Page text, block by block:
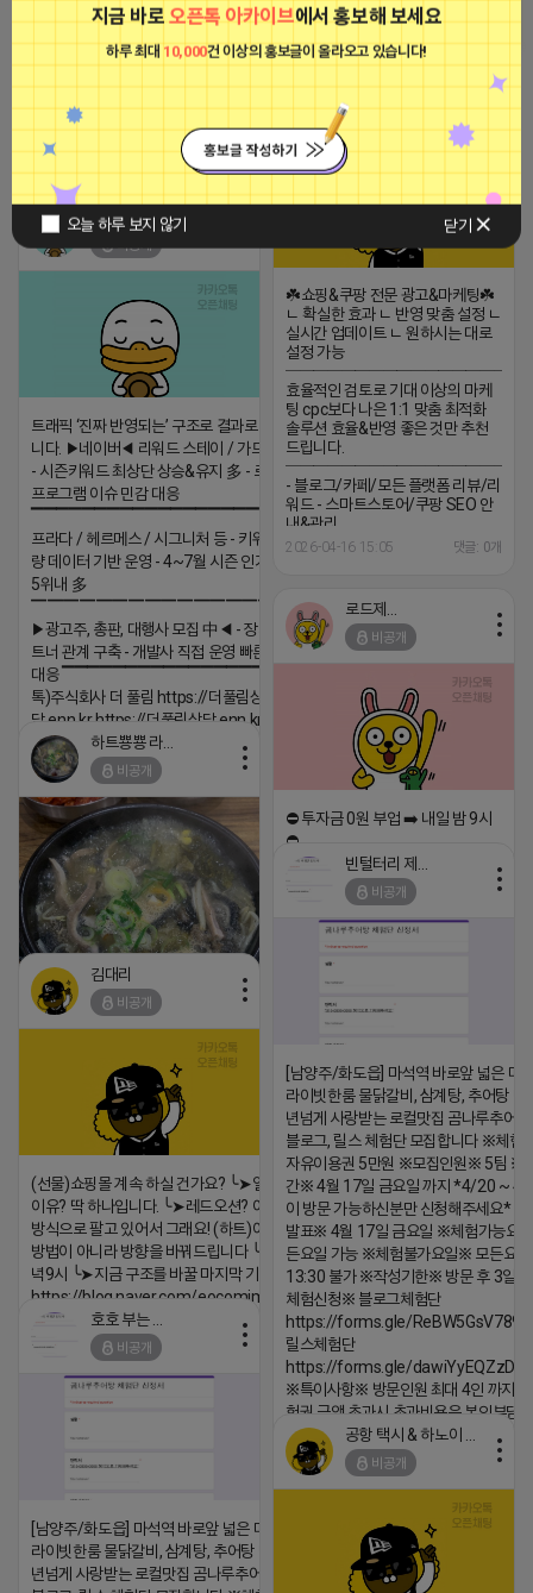
지금 바로오픈톡 아카이브에서 홍보해 보세요
하루 최대 10,000건 이상의 홍보글이 올라오고 있습니다!
오늘 하루 보지 않기 닫기
2023-09-06 14:23:39
2026-04-16 15:31 댓글: 0개
☘️쇼핑&쿠팡 전문 광고&마케팅☘️
ㄴ 확실한 효과 ㄴ 반영 맞춤 설정 ㄴ
실시간 업데이트 ㄴ 원하시는 대로
설정 가능
효율적인 검토로 기대 이상의 마케
팅 cpc보다 나은 1:1 맞춤 최적화
솔루션 효율&반영 좋은 것만 추천
드립니다.
- 블로그/카페/모든 플랫폼 리뷰/리
워드 - 스마트스토어/쿠팡 SEO 안
내&관리
2026-04-16 15:05 댓글: 0개
티비 보는 라이언
비공개
트래픽 ‘진짜 반영되는’ 구조로 결과로 보여드립
니다. ▶네이버◀ 리워드 스테이 / 가드 / 자몽 등
- 시즌키워드 최상단 상승&유지 多 - 로직변화,
프로그램 이슈 민감 대응
▔▔▔▔▔▔▔▔▔▔▔▔▔▔▔▔▔▔ ▶쿠팡◀
프라다 / 헤르메스 / 시그니처 등 - 키워드 검색
량 데이터 기반 운영 - 4~7월 시즌 인기 키워드
5위내 多
▔▔▔▔▔▔▔▔▔▔▔▔▔▔▔▔▔▔
▶광고주, 총판, 대행사 모집 中◀ - 장기 협업 파
트너 관계 구축 - 개발사 직접 운영 빠른 피드백
대응 ▔▔▔▔▔▔▔▔▔▔▔▔▔▔▔▔▔▔ (카
톡)주식회사 더 풀림 https://더풀림상
담.enn.kr https://더풀림상담.enn.kr
2026-04-18 17:26
비공개
⛔️ 투자금 0원 부업 ➡️ 내일 밤 9시
⛔️
2026-04-18 17:23
하트뿅뿅 라이언
비공개
https://m.blog.naver.com/wlgus1647/224253846149
2026-04-18 17:23
비공개
[남양주/화도읍] 마석역 바로앞 넓은 매
라이빗한룸 물닭갈비, 삼계탕, 추어탕 맛
년넘게 사랑받는 로컬맛집 곰나루추어
블로그, 릴스 체험단 모집합니다 ※체험
자유이용권 5만원 ※모집인원※ 5팀 ※
간※ 4월 17일 금요일 까지 *4/20 ~ 4/
이 방문 가능하신분만 신청해주세요* ※
발표※ 4월 17일 금요일 ※체험가능요
든요일 가능 ※체험불가요일※ 모든요
13:30 불가 ※작성기한※ 방문 후 3일
체험신청※ 블로그체험단
https://forms.gle/
릴스체험단
https://forms.gle/
※특이사항※ 방문인원 최대 4인 까지
험권 금액 초과시 초과비용은 본인부담
2026-04-18 17:18
김대리
비공개
(선물)쇼핑몰 계속 하실 건가요? ╰➤열심히 해도 안되는
이유? 딱 하나입니다. ╰➤레드오션? 아니요! ╰➤모두 같은
방식으로 팔고 있어서 그래요! (하트)이번엔 다릅니다. ╰➤
방법이 아니라 방향을 바꿔드립니다 ╰➤4월 21일(화) 저
녁9시 ╰➤지금 구조를 바꿀 마지막 기회
https://blog.naver.com/eocomim/224250518436
2026-04-18 17:15
비공개
[남양주/화도읍] 마석역 바로앞 넓은 매장과, 프
라이빗한룸 물닭갈비, 삼계탕, 추어탕 맛집 10
년넘게 사랑받는 로컬맛집 곰나루추어탕에서
비공개